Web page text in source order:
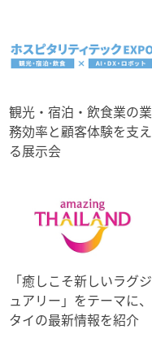
観光・宿泊・飲食業の業
務効率と顧客体験を支え
る展示会
「癒しこそ新しいラグジ
ュアリー」をテーマに、
タイの最新情報を紹介